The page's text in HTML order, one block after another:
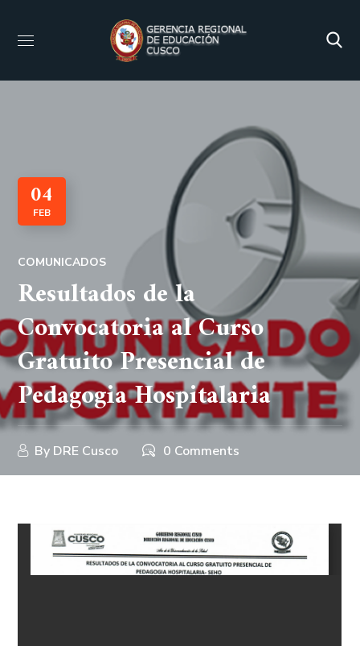
04
FEB
COMUNICADOS
Resultados de la
Convocatoria al Curso
Gratuito Presencial de
Pedagogia Hospitalaria
By DRE Cusco 0 Comments